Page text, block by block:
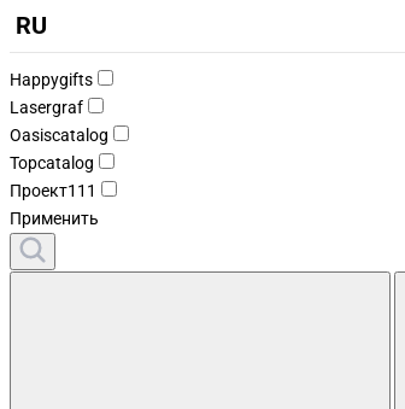
RU
Happygifts
Lasergraf
Oasiscatalog
Topcatalog
Проект111
Применить